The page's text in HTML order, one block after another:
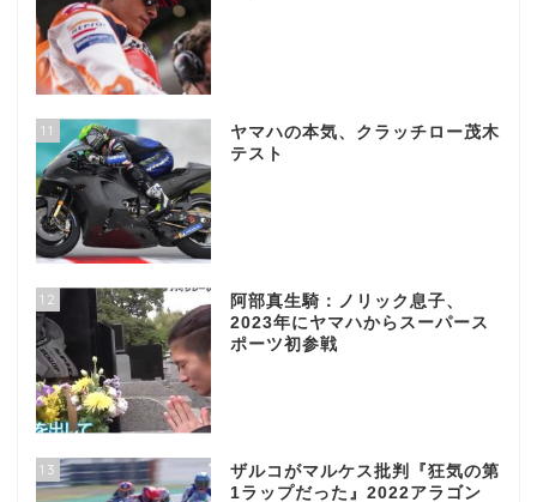
11
ヤマハの本気、クラッチロー茂木
テスト
12
阿部真生騎：ノリック息子、
2023年にヤマハからスーパース
ポーツ初参戦
13
ザルコがマルケス批判『狂気の第
1ラップだった』2022アラゴン